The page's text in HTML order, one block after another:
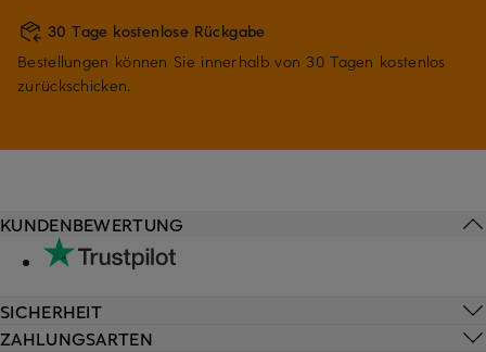
30 Tage kostenlose Rückgabe
Bestellungen können Sie innerhalb von 30 Tagen kostenlos
zurückschicken.
KUNDENBEWERTUNG
SICHERHEIT
ZAHLUNGSARTEN